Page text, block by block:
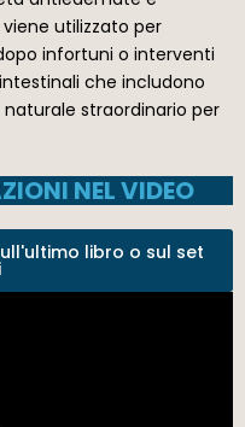
utilizzato per
infortuni o interventi
che includono
straordinario per
NEL VIDEO
libro o sul set